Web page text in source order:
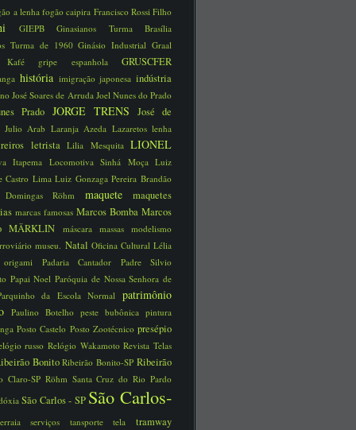
a lenha fogão caipira Francisco Rossi Filho
GIEPB Ginasianos Turma Brasília
Turma de 1960Ginásio IndustrialGraal
Kafé gripe espanhola GRUSCFER
história imigração japonesa indústria
José Soares de Arruda Joel Nunes do Prado
Prado JORGE TRENS José de
Julio Arab Laranja Azeda Lazaretos lenha
letristaLilia MesquitaLIONEL
Itapema Locomotiva Sinhá MoçaLuiz
Castro LimaLuiz Gonzaga Pereira Brandão
Domingas Röhm maquete maquetes
marcas famosas Marcos Bomba Marcos
MÄRKLIN máscara massas modelismo
museu. Natal Oficina Cultural Lélia
origami Padaria Cantador Padre Silvio
Papai NoelParóquia de Nossa Senhora de
da Escola Normalpatrimônio
Paulino Botelho peste bubônica pintura
Posto Castelo Posto Zootécnicopresépio
russoRelógio WakamotoRevista Telas
BonitoRibeirão Bonito-SPRibeirão
Claro-SP Röhm Santa Cruz do Rio Pardo
São Carlos - SP São Carlos-
serviços tansportetelatramway